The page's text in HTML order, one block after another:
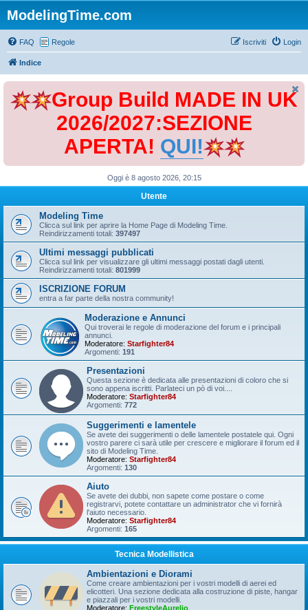
ModelingTime.com
FAQ Regole Login
Iscriviti
Indice
Group Build MADE IN UK
2026/2027:SEZIONE
APERTA! QUI!
Oggi è 8 agosto 2026, 20:15
Utente
Modeling Time
Clicca sul link per aprire la Home Page di Modeling Time.
Reindirizzamenti totali: 397497
Ultimi messaggi pubblicati
Clicca sul link per visualizzare gli ultimi messaggi postati dagli utenti.
Reindirizzamenti totali: 801999
ISCRIZIONE FORUM
entra a far parte della nostra community!
Moderazione e Annunci
Qui troverai le regole di moderazione del forum e i principali
annunci.
Moderatore: Starfighter84
Argomenti: 191
Presentazioni
Questa sezione è dedicata alle presentazioni di coloro che si
sono appena iscritti. Parlateci un pò di voi....
Moderatore: Starfighter84
Argomenti: 772
Suggerimenti e lamentele
Se avete dei suggerimenti o delle lamentele postatele qui. Ogni
vostro parere ci sarà utile per crescere e migliorare il forum ed il
sito di Modeling Time.
Moderatore: Starfighter84
Argomenti: 130
Aiuto
Se avete dei dubbi, non sapete come postare o come
registrarvi, potete contattare un administrator che vi fornirà
l'aiuto necessario.
Moderatore: Starfighter84
Argomenti: 165
Tecnica Modellistica
Ambientazioni e Diorami
Come creare ambientazioni per i vostri modelli di aerei ed
elicotteri. Una sezione dedicata alla costruzione di piste, hangar
e piazzali per i vostri modelli.
Moderatore: FreestyleAurelio